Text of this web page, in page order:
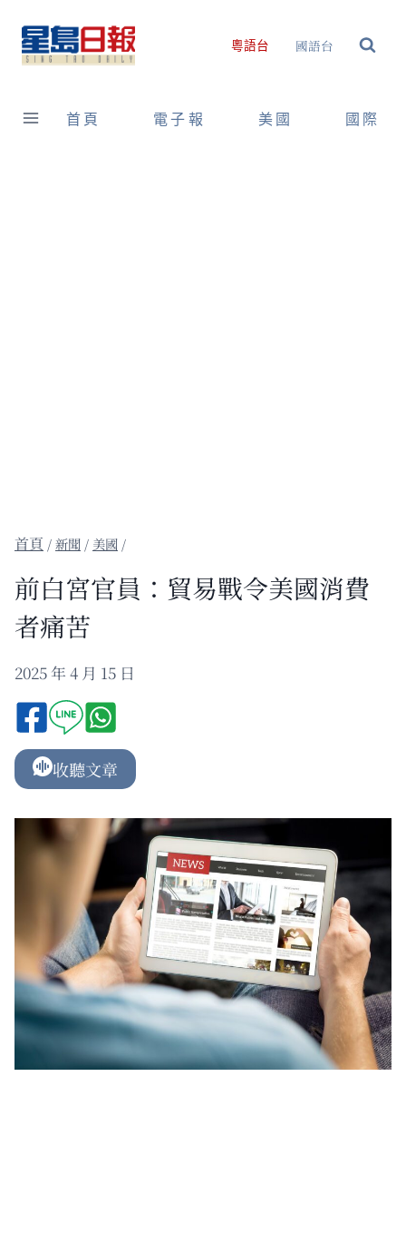
content
粵語台 國語台
首頁 電子報 美國 國際
/新聞 / 美國 /
前白宮官員：貿易戰令美國消費
者痛苦
2025 年 4 月 15 日
收聽文章